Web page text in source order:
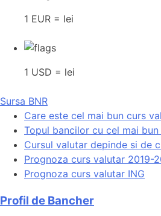
1 EUR = lei
1 USD = lei
Sursa BNR
Care este cel mai bun curs
Topul bancilor cu cel mai
Cursul valutar depinde si de
Prognoza curs valutar 2019-
Prognoza curs valutar ING
Profil de Bancher